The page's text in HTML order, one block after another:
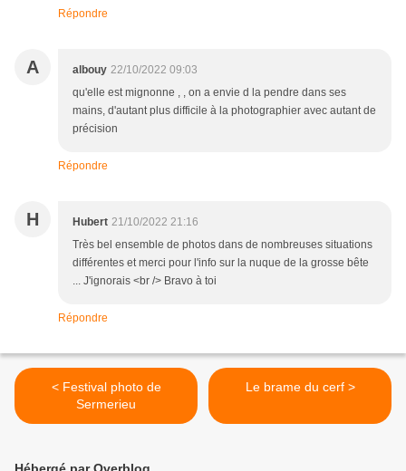
Répondre
A albouy 22/10/2022 09:03
qu'elle est mignonne , , on a envie d la pendre dans ses
mains, d'autant plus difficile à la photographier avec autant de
précision
Répondre
H Hubert 21/10/2022 21:16
Très bel ensemble de photos dans de nombreuses situations
différentes et merci pour l'info sur la nuque de la grosse bête
... J'ignorais <br /> Bravo à toi
Répondre
< Festival photo de
Sermerieu
Le brame du cerf >